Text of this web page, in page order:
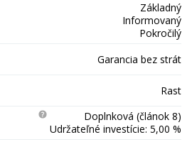
Základný
Informovaný
Pokročilý
Garancia bez strát
Rast
Doplnková (článok 8)
Udržateľné investície: 5,00 %